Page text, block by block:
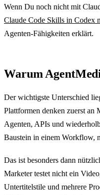
Wenn Du noch nicht mit
Claude Code Skills in Codex
Agenten-Fähigkeiten erklärt.
Warum
Der wichtigste Unterschied
Plattformen denken zuerst an
Agenten, APIs und
Baustein in einem Workflow,
Das ist besonders dann
Marketer testet nicht ein
Untertitelstile und mehrere